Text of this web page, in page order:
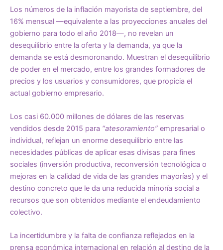
Los números de la inflación mayorista de septiembre, del
16% mensual —equivalente a las proyecciones anuales del
gobierno para todo el año 2018—, no revelan un
desequilibrio entre la oferta y la demanda, ya que la
demanda se está desmoronando. Muestran el desequilibrio
de poder en el mercado, entre los grandes formadores de
precios y los usuarios y consumidores, que propicia el
actual gobierno empresario.
Los casi 60.000 millones de dólares de las reservas
vendidos desde 2015 para “atesoramiento” empresarial o
individual, reflejan un enorme desequilibrio entre las
necesidades públicas de aplicar esas divisas para fines
sociales (inversión productiva, reconversión tecnológica o
mejoras en la calidad de vida de las grandes mayorías) y el
destino concreto que le da una reducida minoría social a
recursos que son obtenidos mediante el endeudamiento
colectivo.
La incertidumbre y la falta de confianza reflejados en la
prensa económica internacional en relación al destino de la